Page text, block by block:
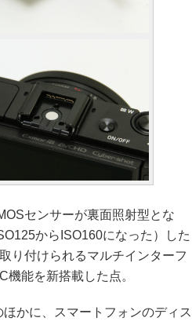
センサーが裏面照射型とな
からISO160になった）した
り付けられるマルチインターフ
能を新搭載した点。
かに、スマートフォンのディス